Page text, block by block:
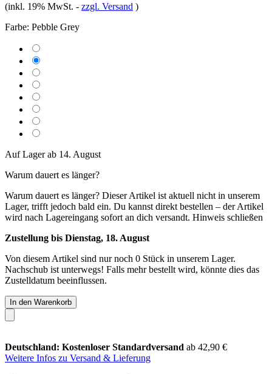
(inkl. 19% MwSt. - zzgl. Versand )
Farbe: Pebble Grey
Auf Lager ab 14. August
Warum dauert es länger?
Warum dauert es länger? Dieser Artikel ist aktuell nicht in unserem
Lager, trifft jedoch bald ein. Du kannst direkt bestellen – der Artikel
wird nach Lagereingang sofort an dich versandt. Hinweis schließen
Zustellung bis Dienstag, 18. August
Von diesem Artikel sind nur noch 0 Stück in unserem Lager.
Nachschub ist unterwegs! Falls mehr bestellt wird, könnte dies das
Zustelldatum beeinflussen.
In den Warenkorb
Deutschland: Kostenloser Standardversand ab 42,90 €
Weitere Infos zu Versand & Lieferung